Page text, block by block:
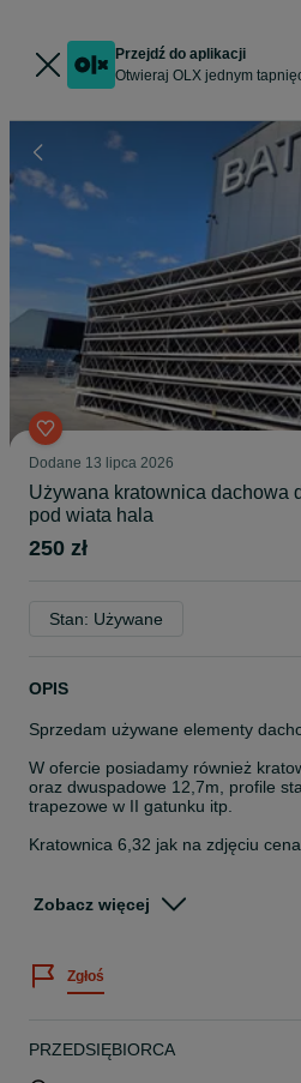
Przejdź do aplikacji
Otwieraj OLX jednym
Dodane 13 lipca 2026
Używana kratownica dachowa
pod wiata hala
250 zł
Stan: Używane
OPIS
Sprzedam używane elementy
W ofercie posiadamy również
oraz dwuspadowe 12,7m, profile
trapezowe w II gatunku itp.
Kratownica 6,32 jak na zdjęciu cena
Zapraszamy do odwiedzenia
- blachy dachowe w II gatunku
- używane konstrukcje stalowe
Zobacz więcej
Zgłoś
PRZEDSIĘBIORCA